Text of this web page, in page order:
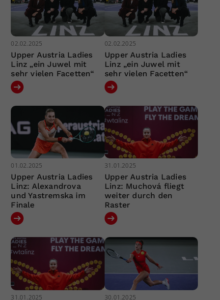
02.02.2025
Upper Austria Ladies
Linz „ein Juwel mit
sehr vielen Facetten“
02.02.2025
Upper Austria Ladies
Linz „ein Juwel mit
sehr vielen Facetten“
01.02.2025
Upper Austria Ladies
Linz: Alexandrova
und Yastremska im
Finale
31.01.2025
Upper Austria Ladies
Linz: Muchová fliegt
weiter durch den
Raster
31.01.2025 30.01.2025